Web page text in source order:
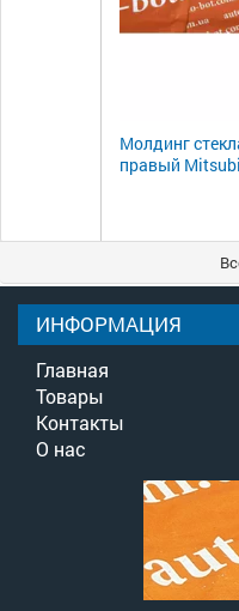
Молдинг
правый
ИНФОРМАЦИЯ
Главная
Товары
Контакты
О нас